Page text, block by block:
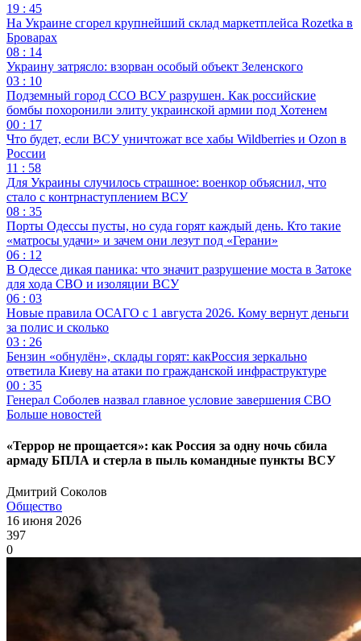
19 : 45
На Украине сгорел крупнейший склад маркетплейса Rozetka в
Броварах
08 : 14
Украину затрясло: взорван особый объект Зеленского
03 : 10
Подземный город ССО ВСУ разрушен. Как российские
бомбы похоронили элиту украинской армии под Хотенем
00 : 17
Что будет, если ВСУ уничтожат все хабы Wildberries и Ozon в
России
11 : 58
Для Украины случилось страшное: военкор объяснил, что
стало с контрнаступлением ВСУ
08 : 35
Порты Одессы пусты, но суда горят каждый день. Кто такие
«матросы удачи» и зачем они лезут под «Герани»
06 : 12
В Одессе дикая паника: что значит разрушение моста в Затоке
для хода СВО и изоляции ВСУ
06 : 03
Новые правила ОСАГО с 1 августа 2026. Кому вернут деньги
за полис и сколько
03 : 26
Бензин «обнулён», склады горят: какРоссия зеркально
ответила Киеву на атаки по гражданской инфраструктуре
00 : 35
Генерал Соболев назвал главное условие завершения СВО
Больше новостей
«Террор не прощается»: как Россия за одну ночь сбила
армаду БПЛА и стерла в пыль командные пункты ВСУ
Дмитрий Соколов
Общество
16 июня 2026
397
0